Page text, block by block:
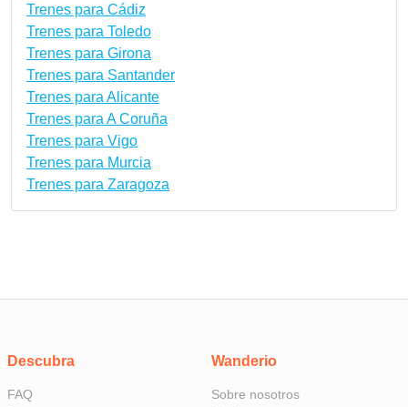
Trenes para Cádiz
Trenes para Toledo
Trenes para Girona
Trenes para Santander
Trenes para Alicante
Trenes para A Coruña
Trenes para Vigo
Trenes para Murcia
Trenes para Zaragoza
Descubra
FAQ
Wanderio
Sobre nosotros